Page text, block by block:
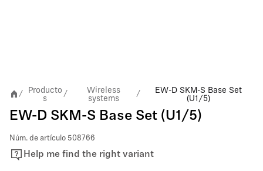
/
Producto
s
/
Wireless
systems
/
EW-D SKM-S Base Set
(U1/5)
EW-D SKM-S Base Set (U1/5)
Núm. de artículo 508766
Help me find the right variant